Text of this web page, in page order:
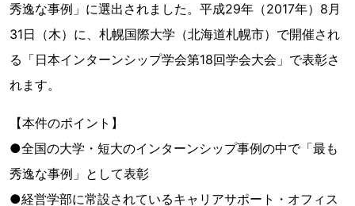
秀逸な事例」に選出されました。平成29年（2017年）8月
31日（木）に、札幌国際大学（北海道札幌市）で開催され
る「日本インターンシップ学会第18回学会大会」で表彰さ
れます。
【本件のポイント】
●全国の大学・短大のインターンシップ事例の中で「最も
秀逸な事例」として表彰
●経営学部に常設されているキャリアサポート・オフィス